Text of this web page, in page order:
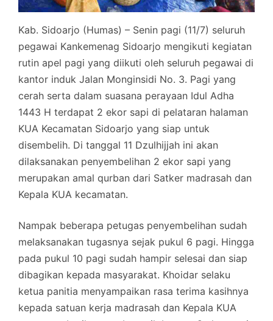
Kab. Sidoarjo (Humas) – Senin pagi (11/7) seluruh
pegawai Kankemenag Sidoarjo mengikuti kegiatan
rutin apel pagi yang diikuti oleh seluruh pegawai di
kantor induk Jalan Monginsidi No. 3. Pagi yang
cerah serta dalam suasana perayaan Idul Adha
1443 H terdapat 2 ekor sapi di pelataran halaman
KUA Kecamatan Sidoarjo yang siap untuk
disembelih. Di tanggal 11 Dzulhijjah ini akan
dilaksanakan penyembelihan 2 ekor sapi yang
merupakan amal qurban dari Satker madrasah dan
Kepala KUA kecamatan.
Nampak beberapa petugas penyembelihan sudah
melaksanakan tugasnya sejak pukul 6 pagi. Hingga
pada pukul 10 pagi sudah hampir selesai dan siap
dibagikan kepada masyarakat. Khoidar selaku
ketua panitia menyampaikan rasa terima kasihnya
kepada satuan kerja madrasah dan Kepala KUA